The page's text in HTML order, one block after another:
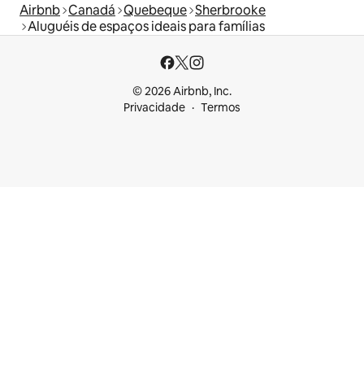
Airbnb Canadá Quebeque Sherbrooke
Aluguéis de espaços ideais para famílias
© 2026 Airbnb, Inc.
Privacidade
Termos